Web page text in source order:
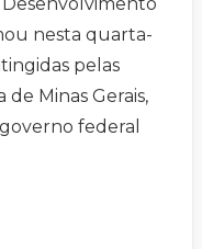
nesta quarta-
pelas
Minas Gerais,
federal